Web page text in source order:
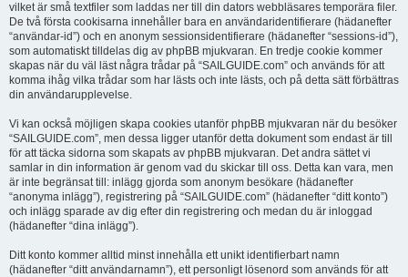
vilket är små textfiler som laddas ner till din dators webbläsares temporära filer.
De två första cookisarna innehåller bara en användaridentifierare (hädanefter
“användar-id”) och en anonym sessionsidentifierare (hädanefter “sessions-id”),
som automatiskt tilldelas dig av phpBB mjukvaran. En tredje cookie kommer
skapas när du väl läst några trådar på “SAILGUIDE.com” och används för att
komma ihåg vilka trådar som har lästs och inte lästs, och på detta sätt förbättras
din användarupplevelse.
Vi kan också möjligen skapa cookies utanför phpBB mjukvaran när du besöker
“SAILGUIDE.com”, men dessa ligger utanför detta dokument som endast är till
för att täcka sidorna som skapats av phpBB mjukvaran. Det andra sättet vi
samlar in din information är genom vad du skickar till oss. Detta kan vara, men
är inte begränsat till: inlägg gjorda som anonym besökare (hädanefter
“anonyma inlägg”), registrering på “SAILGUIDE.com” (hädanefter “ditt konto”)
och inlägg sparade av dig efter din registrering och medan du är inloggad
(hädanefter “dina inlägg”).
Ditt konto kommer alltid minst innehålla ett unikt identifierbart namn
(hädanefter “ditt användarnamn”), ett personligt lösenord som används för att